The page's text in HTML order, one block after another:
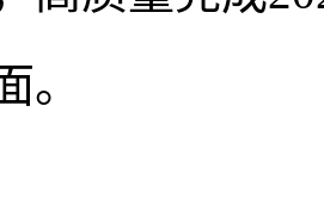
。